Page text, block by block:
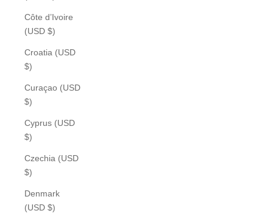
Côte d’Ivoire
(USD $)
Croatia (USD
$)
Curaçao (USD
$)
Cyprus (USD
$)
Czechia (USD
$)
Denmark
(USD $)